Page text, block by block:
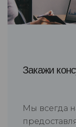
Закажи
Мы всегда